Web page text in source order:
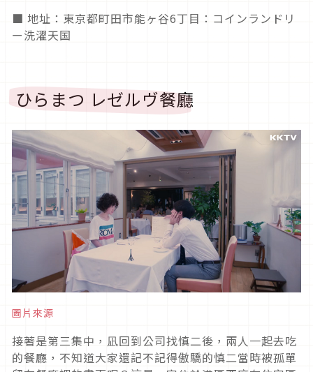
■ 地址：東京都町田市能ヶ谷6丁目：コインランドリ
ー洗濯天国
ひらまつ レゼルヴ餐廳
圖片來源
接著是第三集中，凪回到公司找慎二後，兩人一起去吃
的餐廳，不知道大家還記不記得傲驕的慎二當時被孤單